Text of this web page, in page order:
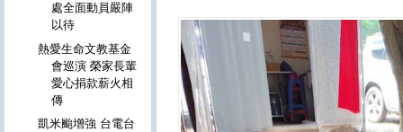
處全面動員嚴陣
以待
熱愛生命文教基金
會巡演 榮家長輩
愛心捐款薪火相
傳
凱米颱增強 台電台